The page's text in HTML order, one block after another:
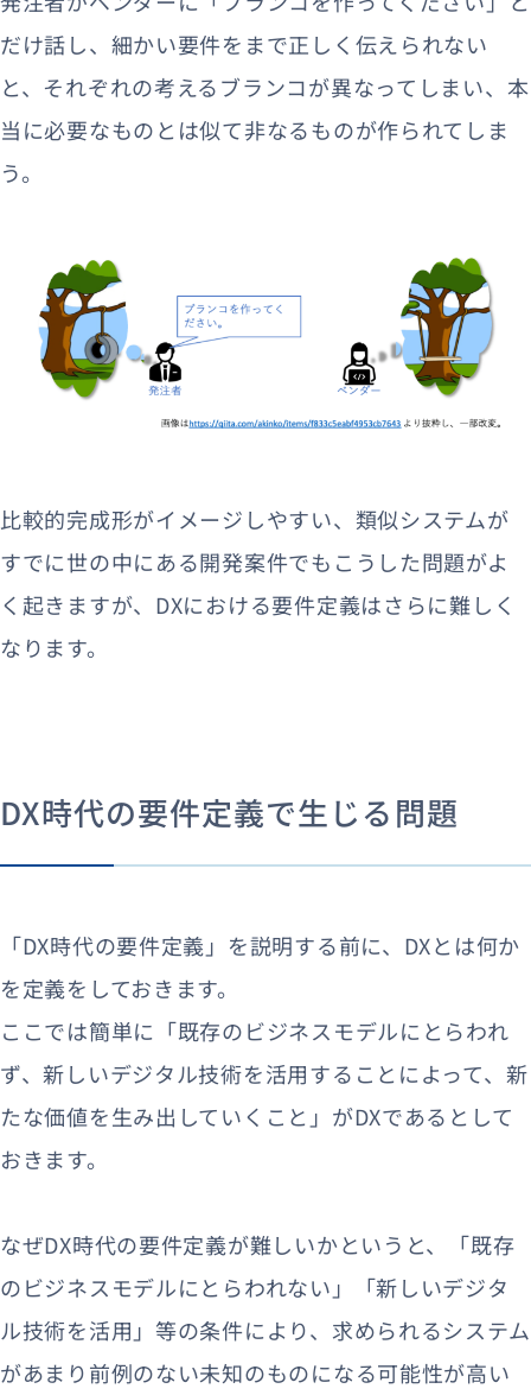
だけ話し、細かい要件をまで正しく伝えられない
と、それぞれの考えるブランコが異なってしまい、本
当に必要なものとは似て非なるものが作られてしま
う。
比較的完成形がイメージしやすい、類似システムが
すでに世の中にある開発案件でもこうした問題がよ
く起きますが、DXにおける要件定義はさらに難しく
なります。
DX時代の要件定義で生じる問題
「DX時代の要件定義」を説明する前に、DXとは何か
を定義をしておきます。
ここでは簡単に「既存のビジネスモデルにとらわれ
ず、新しいデジタル技術を活用することによって、新
たな価値を生み出していくこと」がDXであるとして
おきます。
なぜDX時代の要件定義が難しいかというと、「既存
のビジネスモデルにとらわれない」「新しいデジタ
ル技術を活用」等の条件により、求められるシステム
があまり前例のない未知のものになる可能性が高い